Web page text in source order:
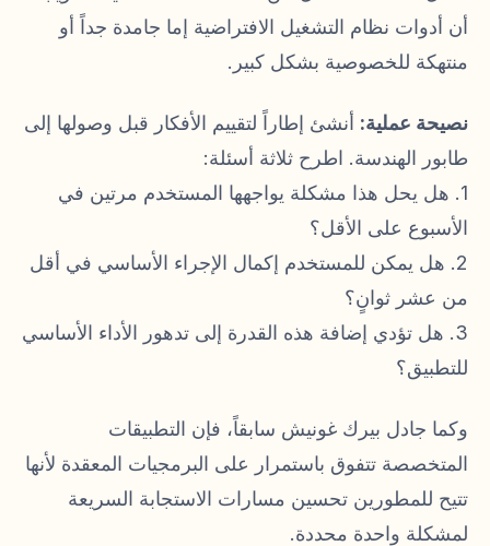
أن أدوات نظام التشغيل الافتراضية إما جامدة جداً أو
منتهكة للخصوصية بشكل كبير.
نصيحة عملية: أنشئ إطاراً لتقييم الأفكار قبل وصولها إلى
طابور الهندسة. اطرح ثلاثة أسئلة:
1. هل يحل هذا مشكلة يواجهها المستخدم مرتين في
الأسبوع على الأقل؟
2. هل يمكن للمستخدم إكمال الإجراء الأساسي في أقل
من عشر ثوانٍ؟
3. هل تؤدي إضافة هذه القدرة إلى تدهور الأداء الأساسي
للتطبيق؟
وكما جادل بيرك غونيش سابقاً، فإن التطبيقات
المتخصصة تتفوق باستمرار على البرمجيات المعقدة لأنها
تتيح للمطورين تحسين مسارات الاستجابة السريعة
لمشكلة واحدة محددة.